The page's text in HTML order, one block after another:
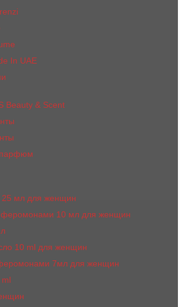
In UAE
Beauty & Scent
мл для женщин
феромонами 10 мл для женщин
10 ml для женщин
7мл для женщин